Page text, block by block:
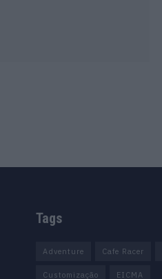
Tags
Adventure Cafe Racer
Customização EICMA